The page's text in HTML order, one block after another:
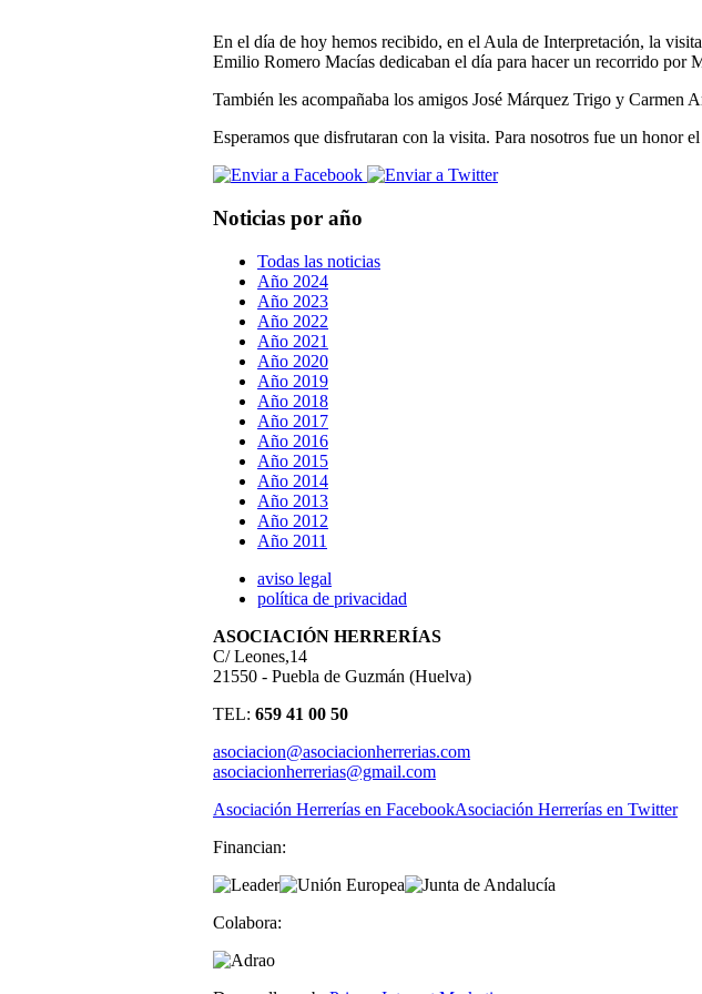
En el día de hoy hemos recibido, en el Aula de Interpretación, la
Emilio Romero Macías dedicaban el día para hacer un recorrido por
También les acompañaba los amigos José Márquez Trigo y Carmen
Esperamos que disfrutaran con la visita. Para nosotros fue un honor
Noticias por año
Todas las noticias
Año 2024
Año 2023
Año 2022
Año 2021
Año 2020
Año 2019
Año 2018
Año 2017
Año 2016
Año 2015
Año 2014
Año 2013
Año 2012
Año 2011
aviso legal
política de privacidad
ASOCIACIÓN HERRERÍAS
C/ Leones,14
21550 - Puebla de Guzmán (Huelva)
TEL: 659 41 00 50
asociacion@asociacionherrerias.com
asociacionherrerias@gmail.com
Asociación Herrerías en FacebookAsociación Herrerías en Twitter
Financian:
Colabora: